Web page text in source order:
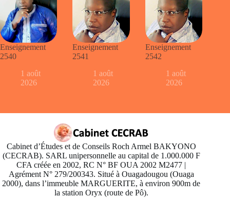
Enseignement
2540
1 août
2026
Enseignement
2541
1 août
2026
Enseignement
2542
1 août
2026
Cabinet d’Études et de Conseils Roch Armel BAKYONO
(CECRAB). SARL unipersonnelle au capital de 1.000.000 F
CFA créée en 2002, RC N° BF OUA 2002 M2477 |
Agrément N° 279/200343. Situé à Ouagadougou (Ouaga
2000), dans l’immeuble MARGUERITE, à environ 900m de
la station Oryx (route de Pô).